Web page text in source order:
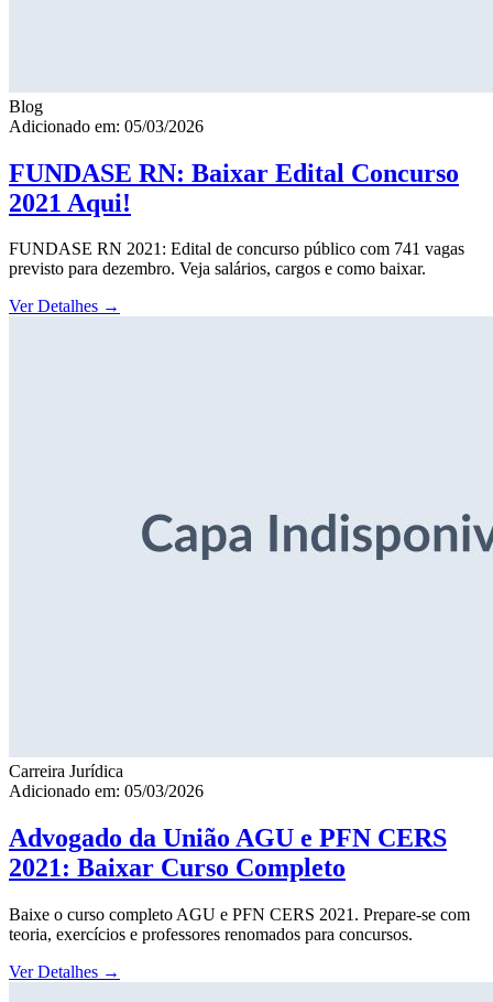
Blog
Adicionado em: 05/03/2026
FUNDASE RN: Baixar Edital Concurso
2021 Aqui!
FUNDASE RN 2021: Edital de concurso público com 741 vagas
previsto para dezembro. Veja salários, cargos e como baixar.
Ver Detalhes →
Carreira Jurídica
Adicionado em: 05/03/2026
Advogado da União AGU e PFN CERS
2021: Baixar Curso Completo
Baixe o curso completo AGU e PFN CERS 2021. Prepare-se com
teoria, exercícios e professores renomados para concursos.
Ver Detalhes →